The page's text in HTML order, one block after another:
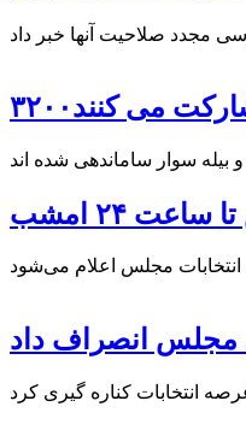
می کنند
۲۴ امشب
مجلس انصراف داد